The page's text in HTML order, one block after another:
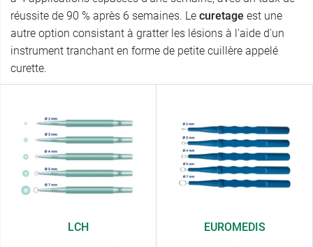
réussite de 90 % après 6 semaines. Le curetage est une
autre option consistant à gratter les lésions à l'aide d'un
instrument tranchant en forme de petite cuillère appelé
curette.
LCH
EUROMEDIS